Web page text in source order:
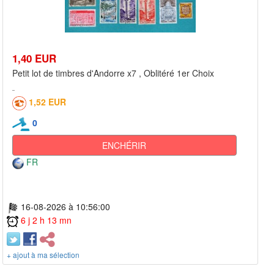
1,40 EUR
Petit lot de timbres d'Andorre x7 , Oblitéré 1er Choix
1,52 EUR
0
ENCHÉRIR
FR
16-08-2026 à 10:56:00
6 j 2 h 13 mn
+ ajout à ma sélection